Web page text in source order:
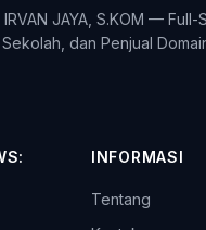
JAYA, S.KOM — Full-
dan Penjual
INFORMASI
Tentang